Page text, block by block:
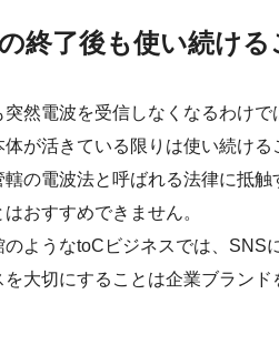
終了後も使い続ける
然電波を受信しなくなるわけで
が活きている限りは使い続け
の電波法と呼ばれる法律に抵
おすすめできません。
ようなtoCビジネスでは、SNS
大切にすることは企業ブランド